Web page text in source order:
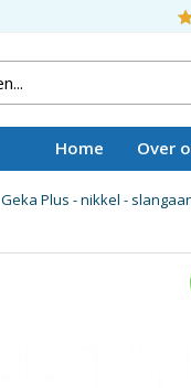
Home Over
Vacatures
Geka Plus - nikkel -